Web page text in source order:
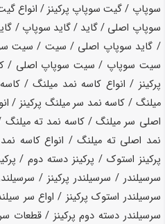
سوپاپ / گیت سوپاپ پرکینز / انواع
سوپاپ اصلی / گاید / گاید سوپاپ /
/ گاید سوپاپ اصلی / سیت / سیت
سیت سوپاپ / سیت سوپاپ اصلی /
پرکینز / انواع کاسه نمد میلنگ /
میلنگ / کاسه نمد سر میلنگ پرکینز /
اصلی سر میلنگ / کاسه نمد ته میلنگ
نمد اصلی ته میلنگ / انواع کاسه
پرکینز استوک / پرکینز دسته دوم /
سرسیلندر / سرسیلندر پرکینز /
سرسیلندر استوک پرکینز / اواع سر
سرسیلندر دسته دوم پرکینز / قطعات